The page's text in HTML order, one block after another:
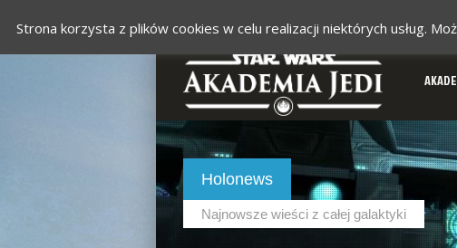
Holonews
Najnowsze wieści z całej galaktyki
Strona korzysta z plików cookies w celu realizacji niektórych usług.